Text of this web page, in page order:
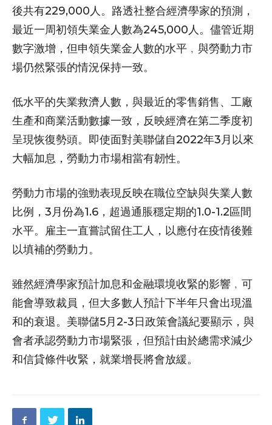
後共有229,000人。路透社整合經濟學家的預測，
最近一周初領失業金人數為245,000人。儘管近期
數字激增，但申領失業金人數的水平﹐與勞動力市
場仍然緊張的情況保持一致。
低水平的失業救濟人數，與最近的零售銷售、工廠
生產和商業活動數據一致，反映經濟在第二季度初
呈現恢復勢頭。即使面對美聯儲自2022年3月以來
大幅加息，勞動力市場相當有韌性。
勞動力市場的強勁表現反映在職位空缺與失業人數
比例，3月份為1.6，超過通脹穩定期的1.0-1.2區間
水平。雇主一直嘗試留住工人，以應付在疫情後難
以填補的勞動力。
雖然經濟學家預計加息和金融環境收緊的影響﹐可
能會導致裁員，但大多數人預計下半年只會出現溫
和的衰退。美聯儲5月2-3日政策會議紀要顯示，與
會者承認勞動力市場緊張，但預計由於總需求減少
和信貸條件收緊，就業增長將會放緩。